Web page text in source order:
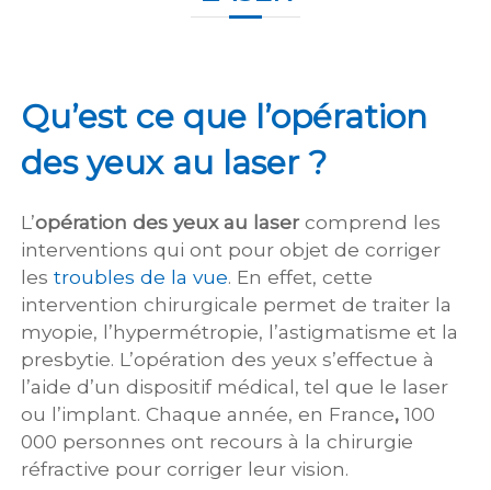
Qu’est ce que l’opération
des yeux au laser ?
L’opération des yeux au lasercomprend les
interventions qui ont pour objet de corriger
les troubles de la vue. En effet, cette
intervention chirurgicale permet de traiter la
myopie, l’hypermétropie, l’astigmatisme et la
presbytie. L’opération des yeux s’effectue à
l’aide d’un dispositif médical, tel que le laser
ou l’implant. Chaque année, en France, 100
000 personnes ont recours à la chirurgie
réfractive pour corriger leur vision.